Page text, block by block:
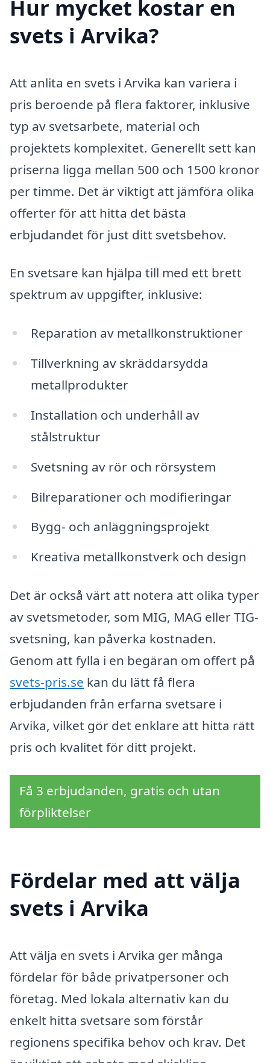
Hur mycket kostar en
svets i Arvika?
Att anlita en svets i Arvika kan variera i
pris beroende på flera faktorer, inklusive
typ av svetsarbete, material och
projektets komplexitet. Generellt sett kan
priserna ligga mellan 500 och 1500 kronor
per timme. Det är viktigt att jämföra olika
offerter för att hitta det bästa
erbjudandet för just ditt svetsbehov.
En svetsare kan hjälpa till med ett brett
spektrum av uppgifter, inklusive:
Reparation av metallkonstruktioner
Tillverkning av skräddarsydda
metallprodukter
Installation och underhåll av
stålstruktur
Svetsning av rör och rörsystem
Bilreparationer och modifieringar
Bygg- och anläggningsprojekt
Kreativa metallkonstverk och design
Det är också värt att notera att olika typer
av svetsmetoder, som MIG, MAG eller TIG-
svetsning, kan påverka kostnaden.
Genom att fylla i en begäran om offert på
svets-pris.se kan du lätt få flera
erbjudanden från erfarna svetsare i
Arvika, vilket gör det enklare att hitta rätt
pris och kvalitet för ditt projekt.
Få 3 erbjudanden, gratis och utan
förpliktelser
Fördelar med att välja
svets i Arvika
Att välja en svets i Arvika ger många
fördelar för både privatpersoner och
företag. Med lokala alternativ kan du
enkelt hitta svetsare som förstår
regionens specifika behov och krav. Det